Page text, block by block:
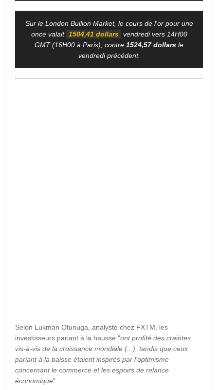
Sur le London Bullion Market, le cours de l'or pour une
once valait 1504,41 dollars vendredi vers 14H00
GMT (16H00 à Paris), contre 1524,57 dollars le
vendredi précédent.
Selon Lukman Otunuga, analyste chez FXTM, les
investisseurs pariant à la hausse "ont profité des craintes
vis-à-vis de la croissance mondiale (...), tandis que ceux
pariant à la baisse étaient inspirés par l'optimisme
concernant le commerce et les espoirs de relance
économique".